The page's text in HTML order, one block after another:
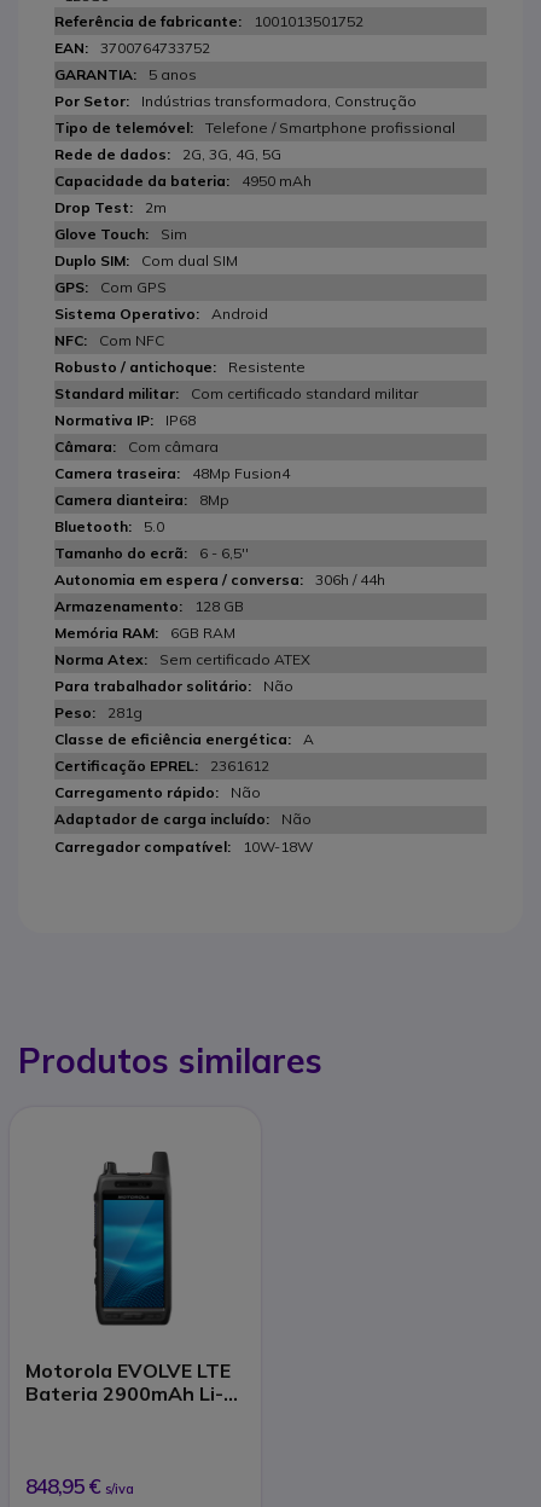
1001013501752
3700764733752
5 anos
Indústrias transformadora, Construção
Telefone / Smartphone profissional
2G, 3G, 4G, 5G
4950 mAh
2m
Sim
Com dual SIM
Com GPS
Android
Com NFC
Resistente
Com certificado standard militar
IP68
Com câmara
48Mp Fusion4
8Mp
5.0
6 - 6,5''
306h / 44h
128 GB
6GB RAM
Sem certificado ATEX
Não
281g
A
2361612
Não
Não
10W-18W
Produtos similares
Motorola EVOLVE LTE
Bateria 2900mAh Li-
848,95 € s/iva